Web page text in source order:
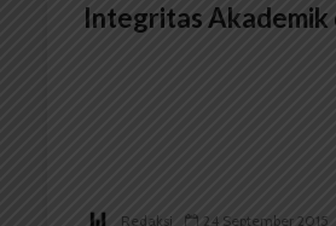
Integritas Akademik
Redaksi
24 September 2015